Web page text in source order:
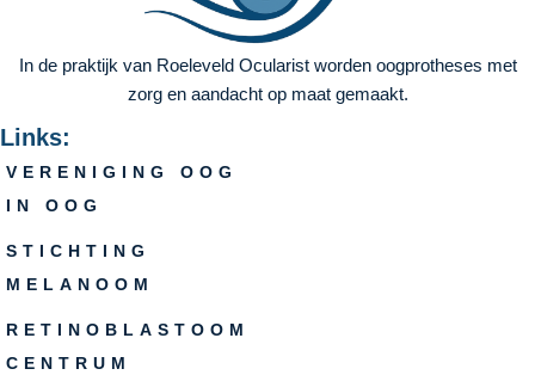
In de praktijk van Roeleveld Ocularist worden oogprotheses met
zorg en aandacht op maat gemaakt.
Links:
VERENIGING OOG
IN OOG
STICHTING
MELANOOM
RETINOBLASTOOM
CENTRUM